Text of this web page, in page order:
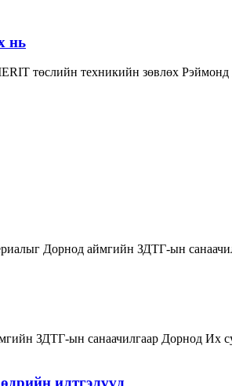
нь
төслийн техникийн зөвлөх
Дорнод аймгийн ЗДТГ-ын
ЗДТГ-ын санаачилгаар Дорнод Их
илтгэлүүд